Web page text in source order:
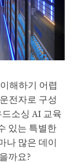
해하기 어렵
전자로 구성
소싱 AI 교육
있는 특별한
나 많은 데이
까요?